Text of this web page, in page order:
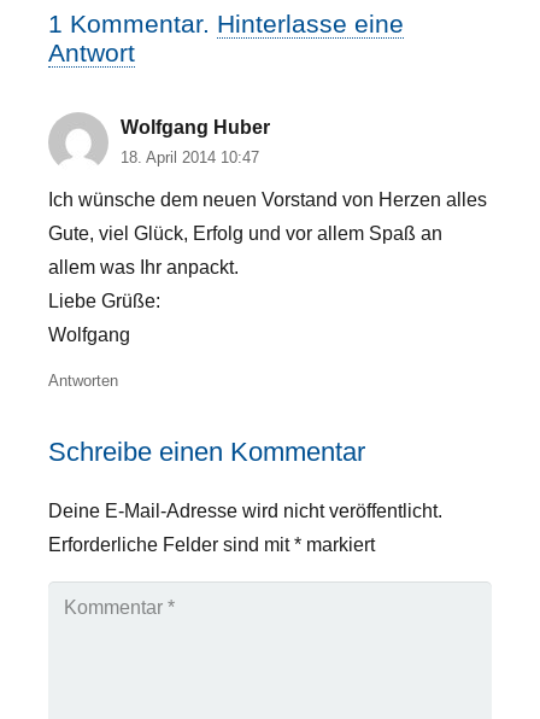
1 Kommentar. Hinterlasse eine
Antwort
Wolfgang Huber
18. April 2014 10:47
Ich wünsche dem neuen Vorstand von Herzen alles
Gute, viel Glück, Erfolg und vor allem Spaß an
allem was Ihr anpackt.
Liebe Grüße:
Wolfgang
Antworten
Schreibe einen Kommentar
Deine E-Mail-Adresse wird nicht veröffentlicht.
Erforderliche Felder sind mit* markiert